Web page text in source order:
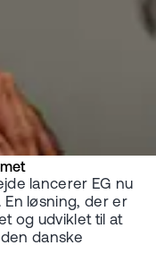
lancerer EG nu
En løsning, der er
og udviklet til at
danske